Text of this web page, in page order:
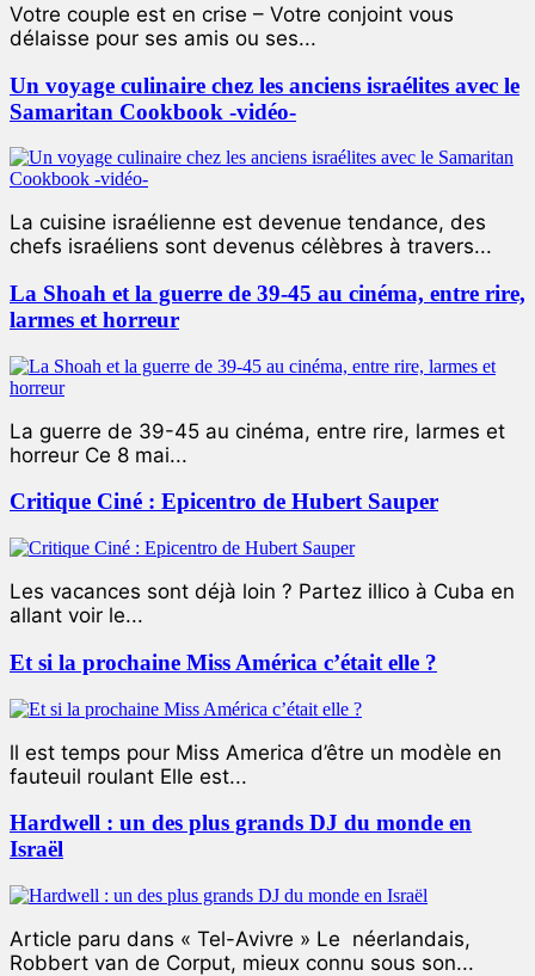
Votre couple est en crise – Votre conjoint vous
délaisse pour ses amis ou ses...
Un voyage culinaire chez les anciens israélites avec le
Samaritan Cookbook -vidéo-
La cuisine israélienne est devenue tendance, des
chefs israéliens sont devenus célèbres à travers...
La Shoah et la guerre de 39-45 au cinéma, entre rire,
larmes et horreur
La guerre de 39-45 au cinéma, entre rire, larmes et
horreur Ce 8 mai...
Critique Ciné : Epicentro de Hubert Sauper
Les vacances sont déjà loin ? Partez illico à Cuba en
allant voir le...
Et si la prochaine Miss América c’était elle ?
ll est temps pour Miss America d’être un modèle en
fauteuil roulant Elle est...
Hardwell : un des plus grands DJ du monde en
Israël
Article paru dans « Tel-Avivre » Le néerlandais,
Robbert van de Corput, mieux connu sous son...